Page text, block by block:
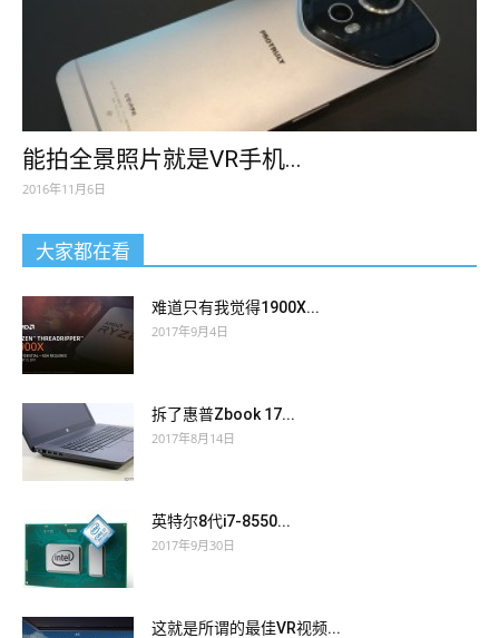
能拍全景照片就是VR手机...
2016年11月6日
大家都在看
难道只有我觉得1900X...
2017年9月4日
拆了惠普Zbook 17...
2017年8月14日
英特尔8代i7-8550...
2017年9月30日
这就是所谓的最佳VR视频...